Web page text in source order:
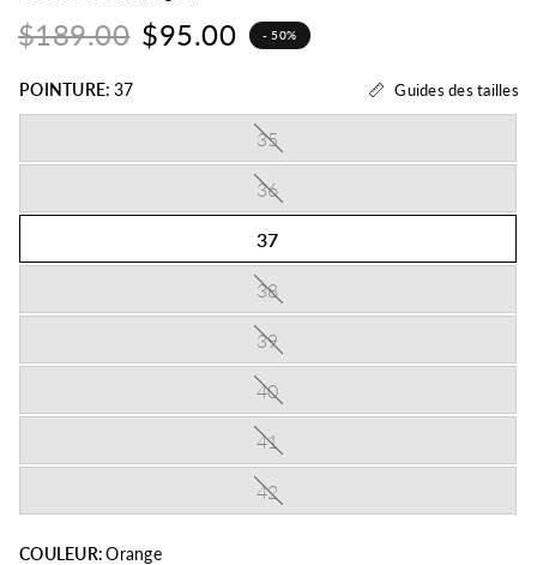
$189.00 $95.00 - 50%
POINTURE: 37 Guides des tailles
35
36
37
38
39
40
41
42
COULEUR:Orange